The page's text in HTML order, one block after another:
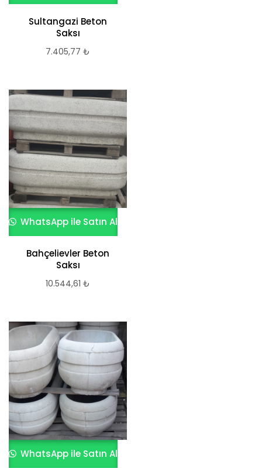
Sultangazi Beton
Saksı
7.405,77 ₺
WhatsApp ile Satın Al
Bahçelievler Beton
Saksı
10.544,61 ₺
WhatsApp ile Satın Al